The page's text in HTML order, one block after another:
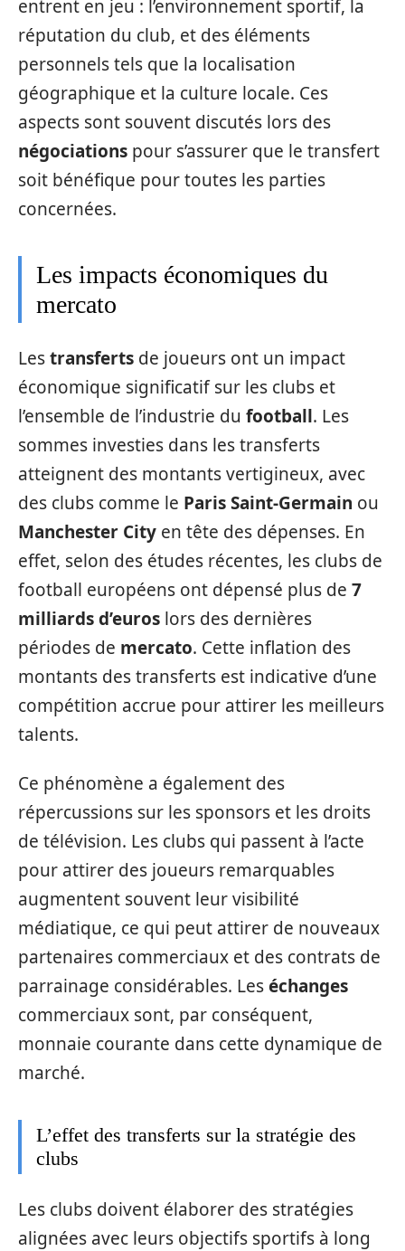
entrent en jeu : l’environnement sportif, la
réputation du club, et des éléments
personnels tels que la localisation
géographique et la culture locale. Ces
aspects sont souvent discutés lors des
négociations pour s’assurer que le transfert
soit bénéfique pour toutes les parties
concernées.
Les impacts économiques du
mercato
Lestransferts de joueurs ont un impact
économique significatif sur les clubs et
l’ensemble de l’industrie du football. Les
sommes investies dans les transferts
atteignent des montants vertigineux, avec
des clubs comme le Paris Saint-Germain ou
Manchester City en tête des dépenses. En
effet, selon des études récentes, les clubs de
football européens ont dépensé plus de 7
milliards d’euros lors des dernières
périodes de mercato. Cette inflation des
montants des transferts est indicative d’une
compétition accrue pour attirer les meilleurs
talents.
Ce phénomène a également des
répercussions sur les sponsors et les droits
de télévision. Les clubs qui passent à l’acte
pour attirer des joueurs remarquables
augmentent souvent leur visibilité
médiatique, ce qui peut attirer de nouveaux
partenaires commerciaux et des contrats de
parrainage considérables. Leséchanges
commerciaux sont, par conséquent,
monnaie courante dans cette dynamique de
marché.
L’effet des transferts sur la stratégie des
clubs
Les clubs doivent élaborer des stratégies
alignées avec leurs objectifs sportifs à long